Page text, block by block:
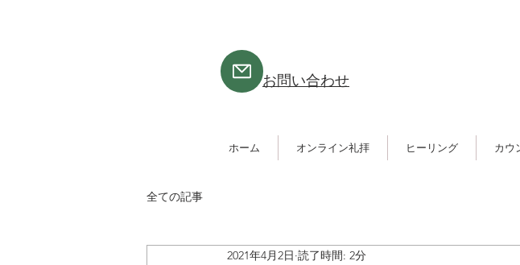
​お問い合わせ
ホーム オンライン礼拝 ヒーリング カウ
全ての記事
2021年4月2日 読了時間: 2分